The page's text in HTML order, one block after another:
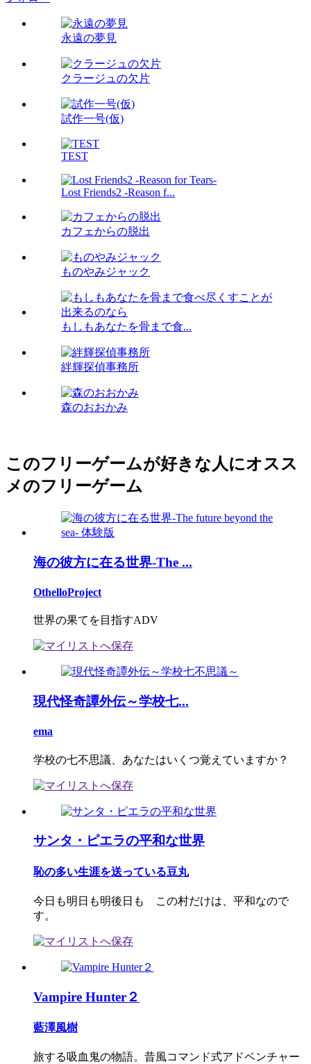
永遠の夢見
クラージュの欠片
試作一号(仮)
TEST
Lost Friends2 -Reason f...
カフェからの脱出
ものやみジャック
もしもあなたを骨まで食...
絆輝探偵事務所
森のおおかみ
このフリーゲームが好きな人にオスス
メのフリーゲーム
海の彼方に在る世界-The ...
OthelloProject
世界の果てを目指すADV
現代怪奇譚外伝～学校七...
ema
学校の七不思議、あなたはいくつ覚えていますか？
サンタ・ピエラの平和な世界
恥の多い生涯を送っている豆丸
今日も明日も明後日も この村だけは、平和なので
す。
Vampire Hunter２
藍澤風樹
旅する吸血鬼の物語。昔風コマンド式アドベンチャー